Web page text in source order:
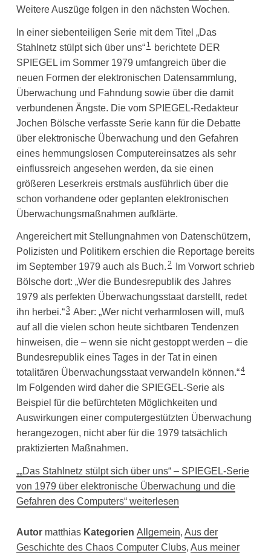
Weitere Auszüge folgen in den nächsten Wochen.
In einer siebenteiligen Serie mit dem Titel „Das
Stahlnetz stülpt sich über uns“ 1
berichtete DER
SPIEGEL im Sommer 1979 umfangreich über die
neuen Formen der elektronischen Datensammlung,
Überwachung und Fahndung sowie über die damit
verbundenen Ängste. Die vom SPIEGEL-Redakteur
Jochen Bölsche verfasste Serie kann für die Debatte
über elektronische Überwachung und den Gefahren
eines hemmungslosen Computereinsatzes als sehr
einflussreich angesehen werden, da sie einen
größeren Leserkreis erstmals ausführlich über die
schon vorhandene oder geplanten elektronischen
Überwachungsmaßnahmen aufklärte.
Angereichert mit Stellungnahmen von Datenschützern,
Polizisten und Politikern erschien die Reportage bereits
im September 1979 auch als Buch. 2
Im Vorwort schrieb
Bölsche dort: „Wer die Bundesrepublik des Jahres
1979 als perfekten Überwachungsstaat darstellt, redet
ihn herbei.“3 Aber: „Wer nicht verharmlosen will, muß
auf all die vielen schon heute sichtbaren Tendenzen
hinweisen, die – wenn sie nicht gestoppt werden – die
Bundesrepublik eines Tages in der Tat in einen
totalitären Überwachungsstaat verwandeln können.“4
Im Folgenden wird daher die SPIEGEL-Serie als
Beispiel für die befürchteten Möglichkeiten und
Auswirkungen einer computergestützten Überwachung
herangezogen, nicht aber für die 1979 tatsächlich
praktizierten Maßnahmen.
„„Das Stahlnetz stülpt sich über uns“ – SPIEGEL-Serie
von 1979 über elektronische Überwachung und die
Gefahren des Computers“ weiterlesen
Autor matthias Kategorien Allgemein, Aus der
Geschichte des Chaos Computer Clubs, Aus meiner